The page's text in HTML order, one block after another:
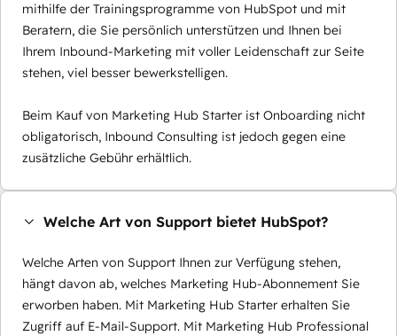
mithilfe der Trainingsprogramme von HubSpot und mit
Beratern, die Sie persönlich unterstützen und Ihnen bei
Ihrem Inbound-Marketing mit voller Leidenschaft zur Seite
stehen, viel besser bewerkstelligen.
Beim Kauf von Marketing Hub Starter ist Onboarding nicht
obligatorisch, Inbound Consulting ist jedoch gegen eine
zusätzliche Gebühr erhältlich.
Welche Art von Support bietet HubSpot?
Welche Arten von Support Ihnen zur Verfügung stehen,
hängt davon ab, welches Marketing Hub-Abonnement Sie
erworben haben. Mit Marketing Hub Starter erhalten Sie
Zugriff auf E-Mail-Support. Mit Marketing Hub Professional